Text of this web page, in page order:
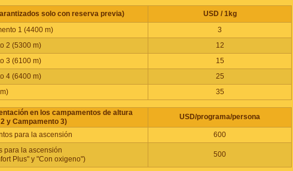
solo con reserva previa)
USD / 1kg
1 (4400 m)
3
2 (5300 m)
12
3 (6100 m)
15
4 (6400 m)
25
35
en los campamentos de altura
y Campamento 3)
USD/programa/persona
para la ascensión
600
para la ascensión
Plus" y "Con oxigeno")
500